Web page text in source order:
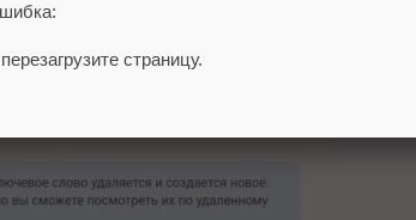
страницу.